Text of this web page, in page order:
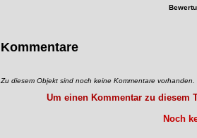
Kommentare
Zu diesem Objekt sind noch keine Kommentare vorhanden.
Um einen Kommentar zu diesem
Noch